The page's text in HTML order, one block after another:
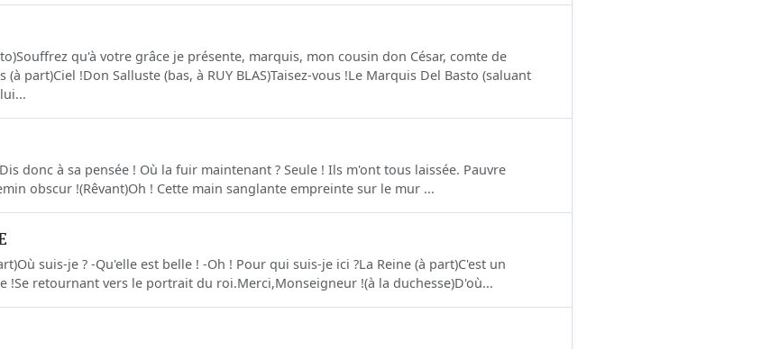
qu'à votre grâce je présente, marquis, mon cousin don César, comte de
(à part)Ciel !Don Salluste (bas, à RUY BLAS)Taisez-vous !Le Marquis Del Basto (saluant
donc à sa pensée ! Où la fuir maintenant ? Seule ! Ils m'ont tous laissée. Pauvre
obscur !(Rêvant)Oh ! Cette main sanglante empreinte sur le mur ...
suis-je ? -Qu'elle est belle ! -Oh ! Pour qui suis-je ici ?La Reine (à part)C'est un
!Se retournant vers le portrait du roi.Merci,Monseigneur !(à la duchesse)D'où...